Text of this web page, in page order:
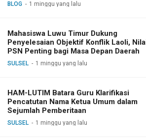
BLOG 1 minggu yang lalu
Mahasiswa Luwu Timur Dukung
Penyelesaian Objektif Konflik Laoli,
PSN Penting bagi Masa Depan Daerah
SULSEL 1 minggu yang lalu
HAM-LUTIM Batara Guru Klarifikasi
Pencatutan Nama Ketua Umum dalam
Sejumlah Pemberitaan
SULSEL 1 minggu yang lalu